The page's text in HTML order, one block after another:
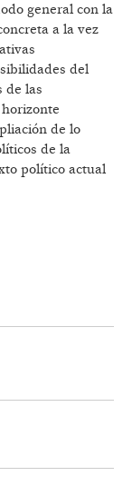
general con la
a la vez
del
de las
de lo
de la
político actual